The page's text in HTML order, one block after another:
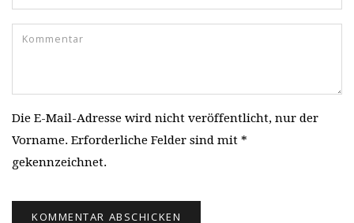
Die E-Mail-Adresse wird nicht veröffentlicht, nur der
Vorname. Erforderliche Felder sind mit *
gekennzeichnet.